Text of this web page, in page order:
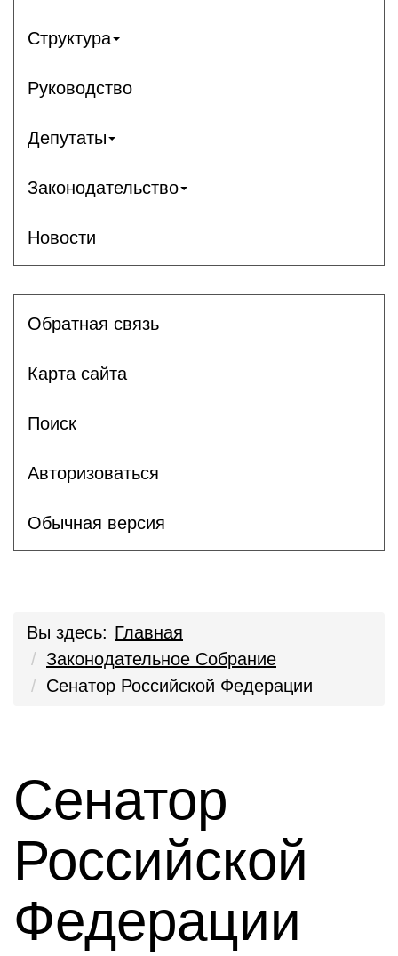
Структура
Руководство
Депутаты
Законодательство
Новости
Обратная связь
Карта сайта
Поиск
Авторизоваться
Обычная версия
Вы здесь: Главная
Законодательное Собрание
Сенатор Российской Федерации
Сенатор
Российской
Федерации